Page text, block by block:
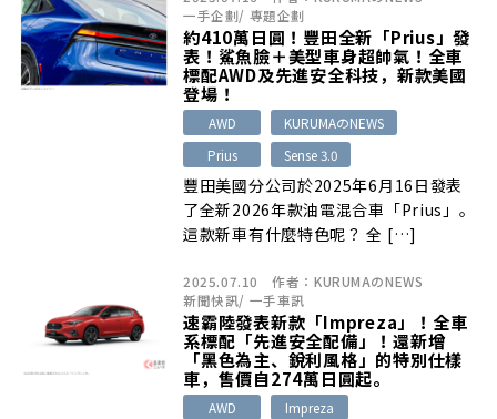
一手企劃/ 專題企劃
約410萬日圓！豐田全新「Prius」發
表！鯊魚臉＋美型車身超帥氣！全車
標配AWD及先進安全科技，新款美國
登場！
AWD
KURUMAのNEWS
Prius
Sense 3.0
豐田美國分公司於2025年6月16日發表
了全新2026年款油電混合車「Prius」。
這款新車有什麼特色呢？ 全 […]
2025.07.10 作者： KURUMAのNEWS
新聞快訊/ 一手車訊
速霸陸發表新款「Impreza」！全車
系標配「先進安全配備」！還新增
「黑色為主、銳利風格」的特別仕樣
車，售價自274萬日圓起。
AWD
Impreza